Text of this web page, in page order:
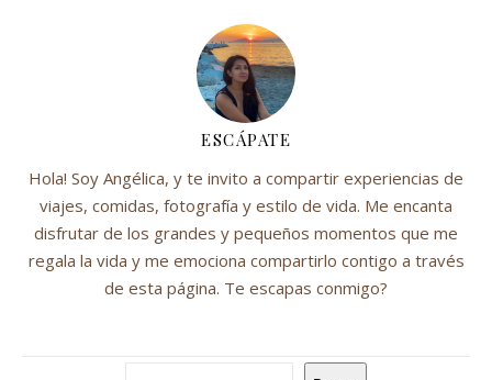
ESCÁPATE
Hola! Soy Angélica, y te invito a compartir experiencias de
viajes, comidas, fotografía y estilo de vida. Me encanta
disfrutar de los grandes y pequeños momentos que me
regala la vida y me emociona compartirlo contigo a través
de esta página. Te escapas conmigo?